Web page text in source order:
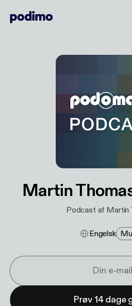
Martin
Podcast af Martin
Engelsk
Prøv 14 dage